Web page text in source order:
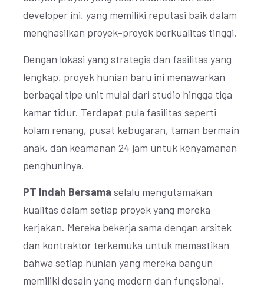
developer ini, yang memiliki reputasi baik dalam
menghasilkan proyek-proyek berkualitas tinggi.
Dengan lokasi yang strategis dan fasilitas yang
lengkap, proyek hunian baru ini menawarkan
berbagai tipe unit mulai dari studio hingga tiga
kamar tidur. Terdapat pula fasilitas seperti
kolam renang, pusat kebugaran, taman bermain
anak, dan keamanan 24 jam untuk kenyamanan
penghuninya.
PT Indah Bersama selalu mengutamakan
kualitas dalam setiap proyek yang mereka
kerjakan. Mereka bekerja sama dengan arsitek
dan kontraktor terkemuka untuk memastikan
bahwa setiap hunian yang mereka bangun
memiliki desain yang modern dan fungsional,